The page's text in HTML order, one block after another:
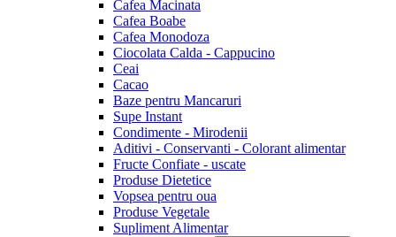
Cafea Macinata
Cafea Boabe
Cafea Monodoza
Ciocolata Calda - Cappucino
Ceai
Cacao
Baze pentru Mancaruri
Supe Instant
Condimente - Mirodenii
Aditivi - Conservanti - Colorant alimentar
Fructe Confiate - uscate
Produse Dietetice
Vopsea pentru oua
Produse Vegetale
Supliment Alimentar